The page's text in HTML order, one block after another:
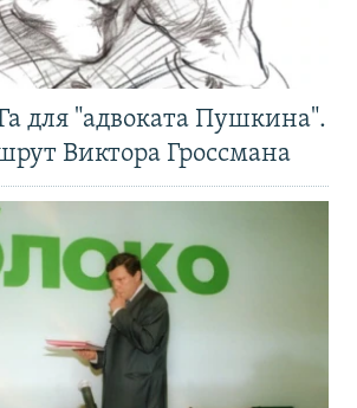
для "адвоката Пушкина".
Виктора Гроссмана